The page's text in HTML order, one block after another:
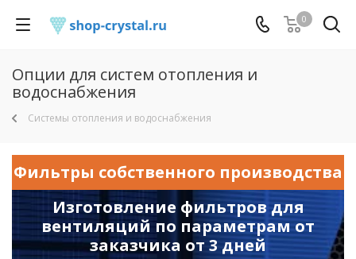
0
Опции для систем отопления и
водоснабжения
Системы отопления и водоснабжения
Фильтры собственного производства
Изготовление фильтров для
вентиляций по параметрам от
заказчика от 3 дней